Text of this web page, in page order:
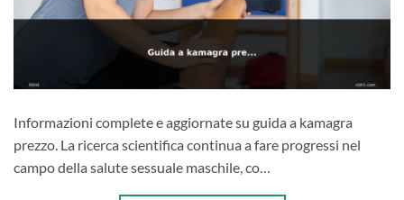
Informazioni complete e aggiornate su guida a kamagra
prezzo. La ricerca scientifica continua a fare progressi nel
campo della salute sessuale maschile, co…